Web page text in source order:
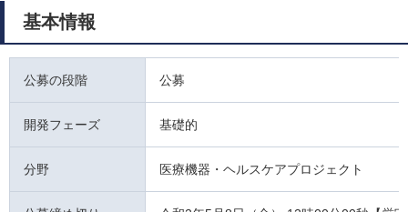
基本情報
公募の段階 公募
開発フェーズ 基礎的
分野 医療機器・ヘルスケアプロジェクト